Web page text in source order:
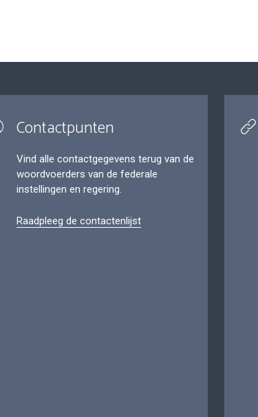
Contactpunten
Vind alle contactgegevens terug van de
woordvoerders van de federale
instellingen en regering.
Raadpleeg de contactenlijst